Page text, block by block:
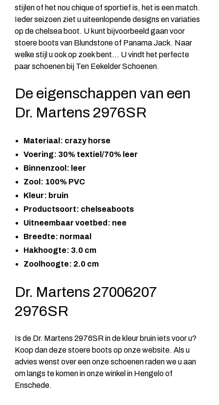
stijlen of het nou chique of sportief is, het is een match.
Ieder seizoen ziet u uiteenlopende designs en variaties
op de chelsea boot. U kunt bijvoorbeeld gaan voor
stoere boots van Blundstoneof Panama Jack. Naar
welke stijl u ook op zoek bent... U vindt het perfecte
paar schoenen bij Ten Eekelder Schoenen.
De eigenschappen van een
Dr. Martens 2976SR
Materiaal: crazy horse
Voering: 30% textiel/70% leer
Binnenzool: leer
Zool: 100% PVC
Kleur: bruin
Productsoort: chelseaboots
Uitneembaar voetbed: nee
Breedte: normaal
Hakhoogte: 3.0 cm
Zoolhoogte: 2.0 cm
Dr. Martens 27006207
2976SR
Is de Dr. Martens 2976SR in de kleur bruin iets voor u?
Koop dan deze stoere boots op onze website. Als u
advies wenst over een onze schoenen raden we u aan
om langs te komen in onze winkel in Hengelo of
Enschede.